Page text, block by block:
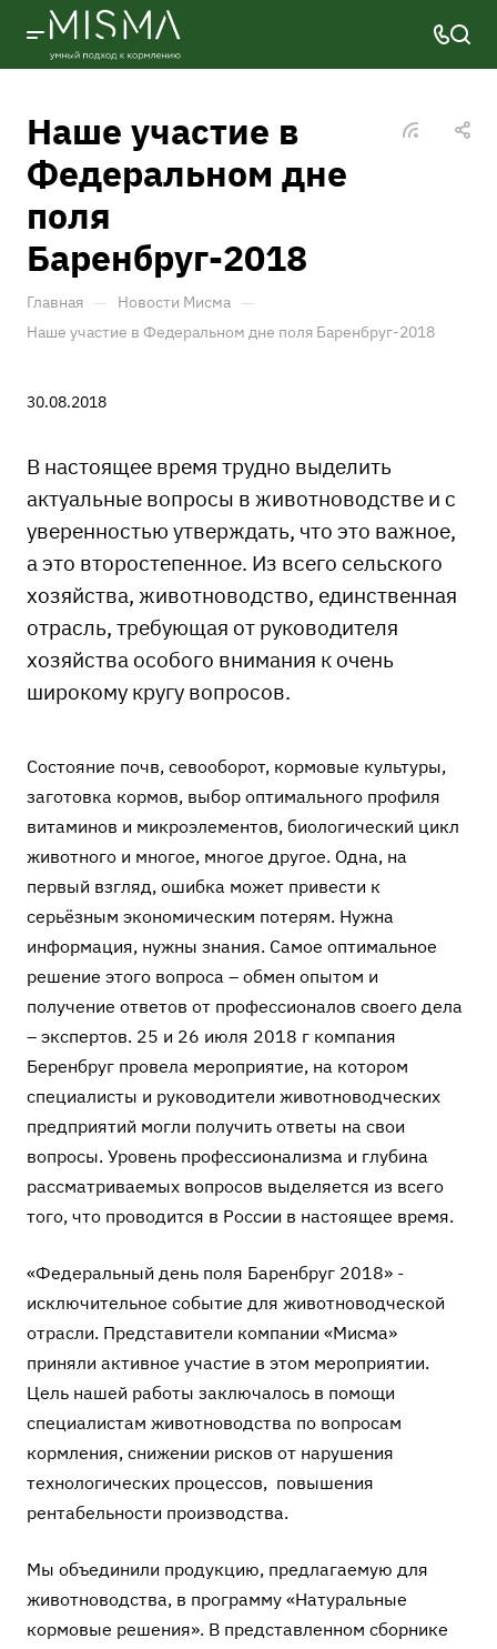
Наше участие в
Федеральном дне
поля
Баренбруг-2018
Главная — Новости Мисма —
Наше участие в Федеральном дне поля Баренбруг-2018
30.08.2018
В настоящее время трудно выделить
актуальные вопросы в животноводстве и с
уверенностью утверждать, что это важное,
а это второстепенное. Из всего сельского
хозяйства, животноводство, единственная
отрасль, требующая от руководителя
хозяйства особого внимания к очень
широкому кругу вопросов.
Состояние почв, севооборот, кормовые культуры,
заготовка кормов, выбор оптимального профиля
витаминов и микроэлементов, биологический цикл
животного и многое, многое другое. Одна, на
первый взгляд, ошибка может привести к
серьёзным экономическим потерям. Нужна
информация, нужны знания. Самое оптимальное
решение этого вопроса – обмен опытом и
получение ответов от профессионалов своего дела
– экспертов. 25 и 26 июля 2018 г компания
Беренбруг провела мероприятие, на котором
специалисты и руководители животноводческих
предприятий могли получить ответы на свои
вопросы. Уровень профессионализма и глубина
рассматриваемых вопросов выделяется из всего
того, что проводится в России в настоящее время.
«Федеральный день поля Баренбруг 2018» -
исключительное событие для животноводческой
отрасли. Представители компании «Мисма»
приняли активное участие в этом мероприятии.
Цель нашей работы заключалось в помощи
специалистам животноводства по вопросам
кормления, снижении рисков от нарушения
технологических процессов, повышения
рентабельности производства.
Мы объединили продукцию, предлагаемую для
животноводства, в программу «Натуральные
кормовые решения». В представленном сборнике